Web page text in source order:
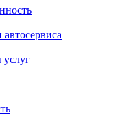
услуг